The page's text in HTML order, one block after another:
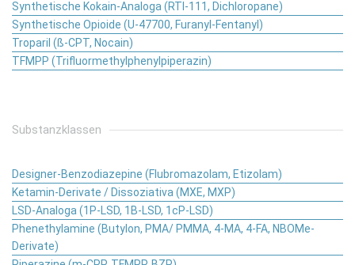
Synthetische Kokain-Analoga (RTI-111, Dichloropane)
Synthetische Opioide (U-47700, Furanyl-Fentanyl)
Troparil (ß-CPT, Nocain)
TFMPP (Trifluormethylphenylpiperazin)
Substanzklassen
Designer-Benzodiazepine (Flubromazolam, Etizolam)
Ketamin-Derivate / Dissoziativa (MXE, MXP)
LSD-Analoga (1P-LSD, 1B-LSD, 1cP-LSD)
Phenethylamine (Butylon, PMA/ PMMA, 4-MA, 4-FA, NBOMe-
Derivate)